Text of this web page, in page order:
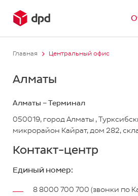
Главная Центральный офис
Алматы
Алматы – Терминал
050019, город Алматы ,
микрорайон ​Кайрат, дом 282,
Контакт-центр
Единый номер:
8 8000 700 700 (звонки по